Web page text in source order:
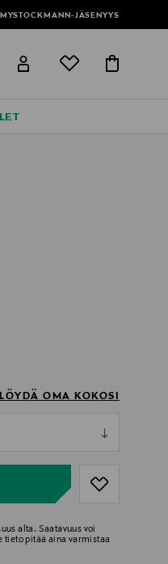
MYSTOCKMANN-JÄSENYYS
LÖYDÄ OMA KOKOSI
alta. Saatavuus voi
tieto pitää aina varmistaa